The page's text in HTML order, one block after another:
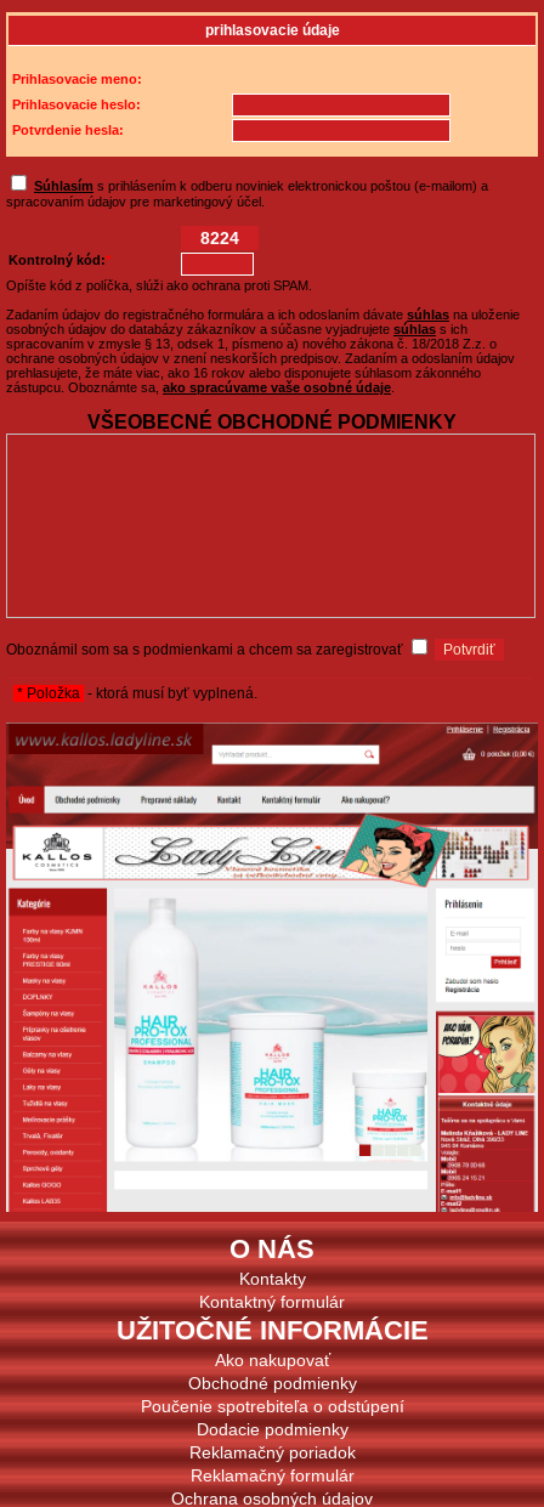
prihlasovacie údaje
Prihlasovacie meno:
Prihlasovacie heslo:
Potvrdenie hesla:
Súhlasím s prihlásením k odberu noviniek elektronickou poštou (e-mailom) a
spracovaním údajov pre marketingový účel.
8224
Kontrolný kód:*
Opíšte kód z políčka, slúži ako ochrana proti SPAM.
Zadaním údajov do registračného formulára a ich odoslaním dávate súhlas na uloženie
osobných údajov do databázy zákazníkov a súčasne vyjadrujete súhlas s ich
spracovaním v zmysle § 13, odsek 1, písmeno a) nového zákona č. 18/2018 Z.z. o
ochrane osobných údajov v znení neskorších predpisov. Zadaním a odoslaním údajov
prehlasujete, že máte viac, ako 16 rokov alebo disponujete súhlasom zákonného
zástupcu. Oboznámte sa, ako spracúvame vaše osobné údaje
VŠEOBECNÉ OBCHODNÉ PODMIENKY
Oboznámil som sa s podmienkami a chcem sa zaregistrovať
* Položka - ktorá musí byť vyplnená.
O NÁS
Kontakty
Kontaktný formulár
UŽITOČNÉ INFORMÁCIE
Ako nakupovať
Obchodné podmienky
Poučenie spotrebiteľa o odstúpení
Dodacie podmienky
Reklamačný poriadok
Reklamačný formulár
Ochrana osobných údajov